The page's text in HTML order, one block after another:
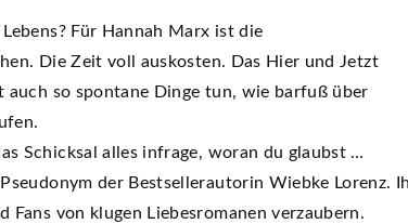
Für Hannah Marx ist die
Die Zeit voll auskosten. Das Hier und Jetzt
auch so spontane Dinge tun, wie barfuß über
Schicksal alles infrage, woran du glaubst …
der Bestsellerautorin Wiebke Lorenz.
Fans von klugen Liebesromanen verzaubern.